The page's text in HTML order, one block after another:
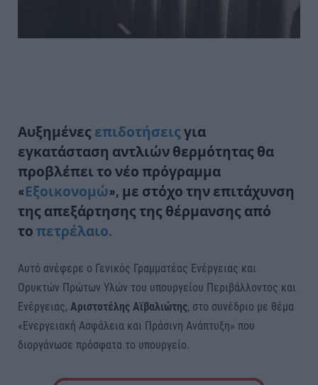
Αυξημένες επιδοτήσεις για
εγκατάσταση αντλιών θερμότητας θα
προβλέπει το νέο πρόγραμμα
«Εξοικονομώ», με στόχο την επιτάχυνση
της απεξάρτησης της θέρμανσης από
το πετρέλαιο.
Αυτό ανέφερε ο Γενικός Γραμματέας Ενέργειας και
Ορυκτών Πρώτων Υλών του υπουργείου Περιβάλλοντος και
Ενέργειας, Αριστοτέλης Αϊβαλιώτης, στο συνέδριο με θέμα
«Ενεργειακή Ασφάλεια και Πράσινη Ανάπτυξη» που
διοργάνωσε πρόσφατα το υπουργείο.